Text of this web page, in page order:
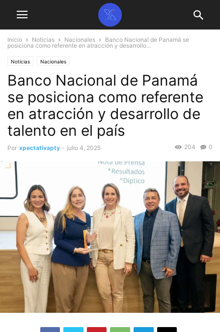
Inicio Noticias Nacionales
Banco Nacional de Panamá se
posiciona como referente en atracción y desarrollo...
Noticias Nacionales
Banco Nacional de Panamá
se posiciona como referente
en atracción y desarrollo de
talento en el país
Por xpectativapty - julio 4, 2025 0
204